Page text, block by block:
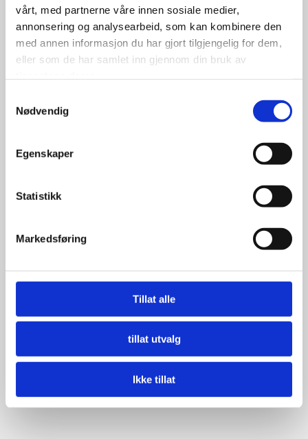
vårt, med partnerne våre innen sosiale medier,
annonsering og analysearbeid, som kan kombinere den
med annen informasjon du har gjort tilgjengelig for dem,
eller som de har samlet inn gjennom din bruk av
Nødvendig
Egenskaper
Statistikk
Markedsføring
Tillat alle
tillat utvalg
Ikke tillat